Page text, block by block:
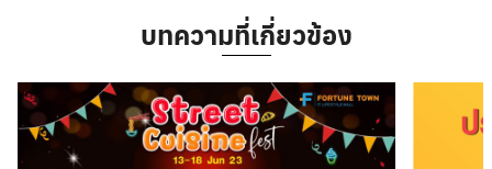
บทความที่เกี่ยวข้อง